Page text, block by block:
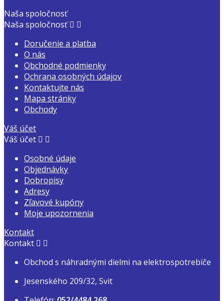
Naša spoločnosť
Naša spoločnosť  
Doručenie a platba
O nás
Obchodné podmienky
Ochrana osobných údajov
Kontaktujte nás
Mapa stránky
Obchody
Váš účet
Váš účet  
Osobné údaje
Objednávky
Dobropisy
Adresy
Zľavové kupóny
Moje upozornenia
Kontakt
Kontakt  
Obchod s náhradnými dielmi na elektrospotrebiče
Jesenského 209/32, Svit